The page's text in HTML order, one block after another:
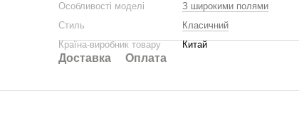
Особливості моделі
З широкими полями
Стиль
Класичний
Країна-виробник товару
Китай
Доставка Оплата